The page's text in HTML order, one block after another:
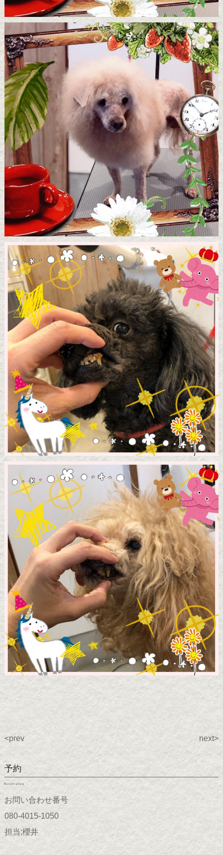
<prev next>
予約
Reservation
お問い合わせ番号
080-4015-1050
担当;櫻井